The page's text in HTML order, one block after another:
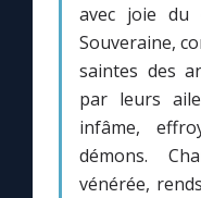
Une neuvaine
À la une
1000 Raisons de
avec joie du
Souveraine,
saintes des
par leurs
infâme,
démons.
vénérée,